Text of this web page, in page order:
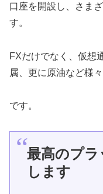
口座を開設し、さま
す。
FXだけでなく、仮想
属、更に原油など様
です。
最高のプ
します